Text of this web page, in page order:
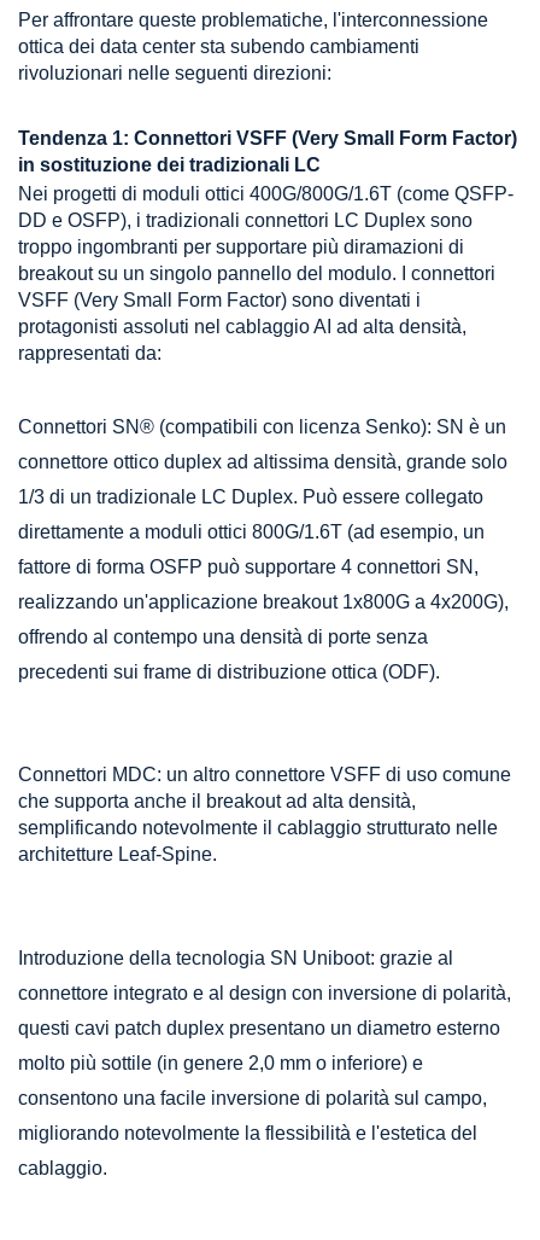
Per affrontare queste problematiche, l'interconnessione
ottica dei data center sta subendo cambiamenti
rivoluzionari nelle seguenti direzioni:
Tendenza 1: Connettori VSFF (Very Small Form Factor)
in sostituzione dei tradizionali LC
Nei progetti di moduli ottici 400G/800G/1.6T (come QSFP-
DD e OSFP), i tradizionali connettori LC Duplex sono
troppo ingombranti per supportare più diramazioni di
breakout su un singolo pannello del modulo. I connettori
VSFF (Very Small Form Factor) sono diventati i
protagonisti assoluti nel cablaggio AI ad alta densità,
rappresentati da:
Connettori SN® (compatibili con licenza Senko): SN è un
connettore ottico duplex ad altissima densità, grande solo
1/3 di un tradizionale LC Duplex. Può essere collegato
direttamente a moduli ottici 800G/1.6T (ad esempio, un
fattore di forma OSFP può supportare 4 connettori SN,
realizzando un'applicazione breakout 1x800G a 4x200G),
offrendo al contempo una densità di porte senza
precedenti sui frame di distribuzione ottica (ODF).
Connettori MDC: un altro connettore VSFF di uso comune
che supporta anche il breakout ad alta densità,
semplificando notevolmente il cablaggio strutturato nelle
architetture Leaf-Spine.
Introduzione della tecnologia SN Uniboot: grazie al
connettore integrato e al design con inversione di polarità,
questi cavi patch duplex presentano un diametro esterno
molto più sottile (in genere 2,0 mm o inferiore) e
consentono una facile inversione di polarità sul campo,
migliorando notevolmente la flessibilità e l'estetica del
cablaggio.